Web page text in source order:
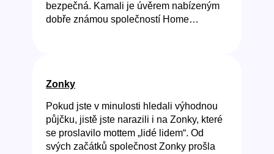
bezpečná. Kamali je úvěrem nabízeným
dobře známou společností Home…
Zonky
Pokud jste v minulosti hledali výhodnou
půjčku, jistě jste narazili i na Zonky, které
se proslavilo mottem „lidé lidem“. Od
svých začátků společnost Zonky prošla